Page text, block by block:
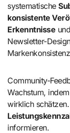
systematische
konsistente
Erkenntnisse
Newsletter-
Community-
Wachstum,
wirklich
informieren.